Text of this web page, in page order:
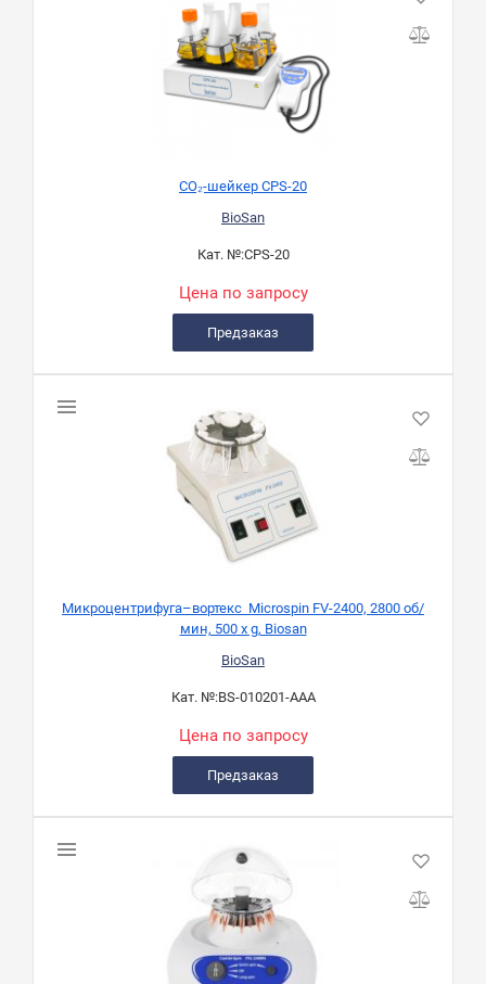
CO₂-шейкер CPS-20
BioSan
Кат. №:CPS-20
Цена по запросу
Предзаказ
Микроцентрифуга–вортекс Microspin FV-2400, 2800 об/
мин, 500 х g, Biosan
BioSan
Кат. №:BS-010201-AAA
Цена по запросу
Предзаказ